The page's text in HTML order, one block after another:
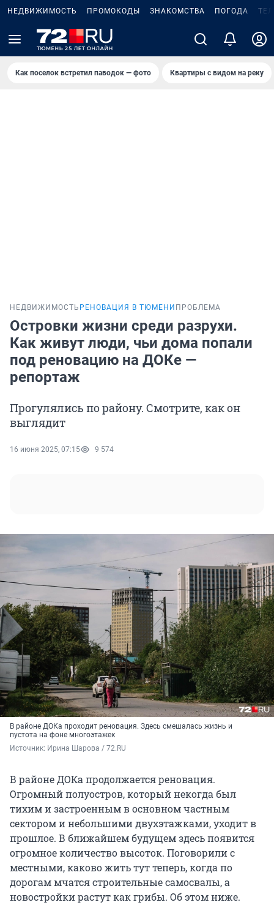
НЕДВИЖИМОСТЬ ПРОМОКОДЫ ЗНАКОМСТВА ПОГОДА
Как поселок встретил паводок — фото Квартиры с видом на реку
НЕДВИЖИМОСТЬ РЕНОВАЦИЯ В ТЮМЕНИ ПРОБЛЕМА
Островки жизни среди разрухи.
Как живут люди, чьи дома попали
под реновацию на ДОКе —
репортаж
Прогулялись по району. Смотрите, как он
выглядит
16 июня 2025, 07:15 9 574
В районе ДОКа проходит реновация. Здесь смешалась жизнь и
пустота на фоне многоэтажек
Источник: Ирина Шарова / 72.RU
В районе ДОКа продолжается реновация.
Огромный полуостров, который некогда был
тихим и застроенным в основном частным
сектором и небольшими двухэтажками, уходит в
прошлое. В ближайшем будущем здесь появится
огромное количество высоток. Поговорили с
местными, каково жить тут теперь, когда по
дорогам мчатся строительные самосвалы, а
новостройки растут как грибы. Об этом ниже.